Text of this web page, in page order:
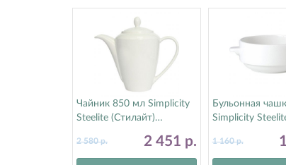
Чайник 850 мл Simplicity
Steelite (Стилайт)
2 451 р.
2 580р.
Бульонная
Simplicity
1 160р.